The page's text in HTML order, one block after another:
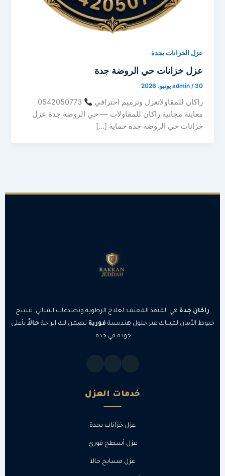
عزل الخزانات بجدة
عزل خزانات حي الروضة جدة
admin /30 يونيو، 2026
راكان للمقاولاتعزل وترميم احترافي
0542050773
معاينة مجانية راكان للمقاولات — حي الروضة جدة عزل
خزانات حي الروضة جدة حماية […]
راكان جدة هي المنقذ المعتمد لعلاج الرطوبة وتصدعات المباني. ننسج
خيوط الأمان لمبناك عبر حلول هندسية فورية تضمن لك الراحة حالاً بأعلى
جودة في جدة.
خدمات العزل
عزل خزانات بجدة
عزل أسطح فوري
عزل مسابح حالا